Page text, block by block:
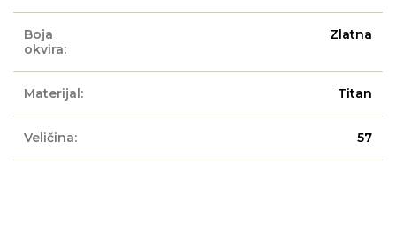
Boja
okvira:
Zlatna
Materijal: Titan
Veličina: 57